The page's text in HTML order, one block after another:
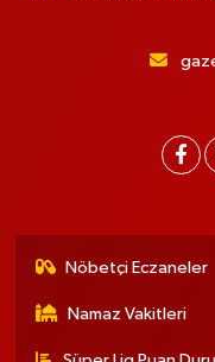
Nöbetçi Eczaneler
Namaz Vakitleri